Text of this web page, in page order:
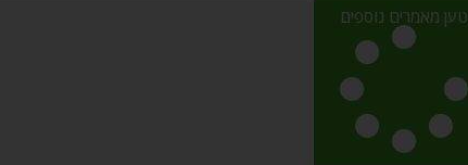
טען מאמרים נוספים